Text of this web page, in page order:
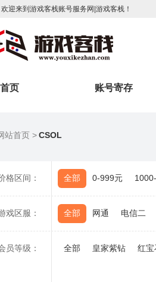
迎来到游戏客栈账号服务网|游戏客栈！
首页 账号寄存
站首页 >CSOL
格区间： 全部 0-999元
戏区服： 全部 网通 电信二
员等级： 全部 皇家紫钻 红宝